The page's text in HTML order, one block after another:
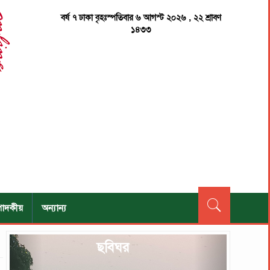
বর্ষ ৭ ঢাকা বৃহঃস্পতিবার ৬ আগস্ট ২০২৬ , ২২ শ্রাবণ
১৪৩৩
অন্যান্য
ছবিঘর